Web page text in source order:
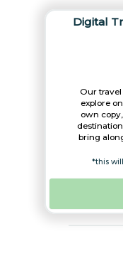
Digital
Our
explore
own
bring
*this